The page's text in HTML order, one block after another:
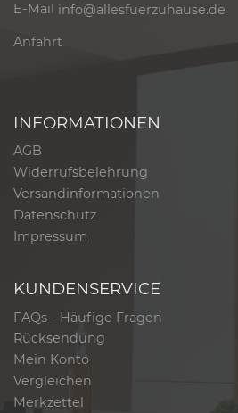
E-Mail info@allesfuerzuhause.de
Anfahrt
INFORMATIONEN
AGB
Widerrufsbelehrung
Versandinformationen
Datenschutz
Impressum
KUNDENSERVICE
FAQs - Häufige Fragen
Rücksendung
Mein Konto
Vergleichen
Merkzettel